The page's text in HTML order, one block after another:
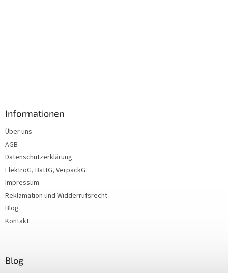
Informationen
Über uns
AGB
Datenschutzerklärung
ElektroG, BattG, VerpackG
Impressum
Reklamation und Widderrufsrecht
Blog
Kontakt
Blog